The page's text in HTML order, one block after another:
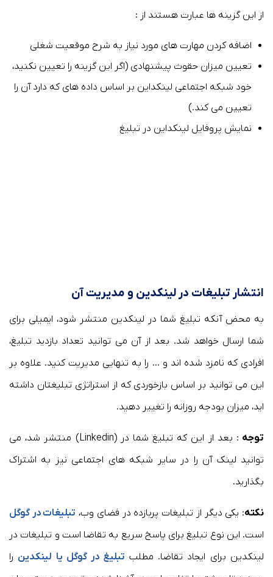
از این گزینه ها عبارت هستند از :
اضافه کردن مهارت های مورد نیاز به شرح موقعیت شغلی
تعیین میزان حقوث پیشنهادی (اگر این گزینه را تعیین نکنید،
خود شبکه اجتماعی لینکداین بر اساس داده های که دارد آن را
تعیین می کند.)
نمایش پروفایل لینکداین در تبلیغ
انتشار تبلیغات در لینکدین و مدیریت آن
به محض آنکه تبلیغ شما در لینکدین منتشر شود، ایمیلی برای
شما ارسال خواهد شد. بعد از آن می توانید تعداد بازدید تبلیغ،
افرادی که نامزد شده اند و … را به تنهایی مدیریت کنید. علاوه بر
این می توانید بر اساس بازخوردی که از استراتژی تبلیغتان داشته
اید، میزان بودجه روزانه را تغییر دهید.
توجه
: بعد از این که تبلیغ شما در (Linkedin) منتشر شد، می
توانید لینک آن را در سایر شبکه های اجتماعی نیز به اشتراک
بگذارید.
نکته: یکی دیگر از تبلیغات پربازده در فضای وب، تبلیغات در گوگل
است. این نوع تبلیغ برای پاسخ سریع به تقاضا است و تبلیغات در
لینکدین برای ایجاد تقاضا. مطلب تبلیغ در گوگل یا لینکدین را